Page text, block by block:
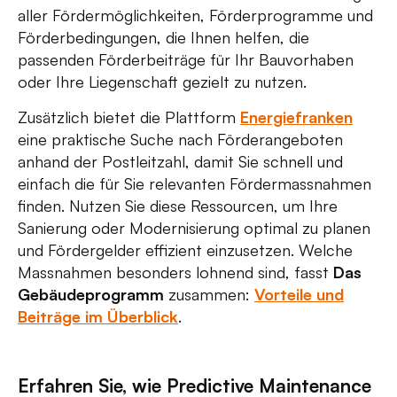
aller Fördermöglichkeiten, Förderprogramme und
Förderbedingungen, die Ihnen helfen, die
passenden Förderbeiträge für Ihr Bauvorhaben
oder Ihre Liegenschaft gezielt zu nutzen.
Zusätzlich bietet die Plattform Energiefranken
eine praktische Suche nach Förderangeboten
anhand der Postleitzahl, damit Sie schnell und
einfach die für Sie relevanten Fördermassnahmen
finden. Nutzen Sie diese Ressourcen, um Ihre
Sanierung oder Modernisierung optimal zu planen
und Fördergelder effizient einzusetzen. Welche
Massnahmen besonders lohnend sind, fasst Das
Gebäudeprogramm zusammen: Vorteile und
Beiträge im Überblick.
Erfahren Sie, wie Predictive Maintenance